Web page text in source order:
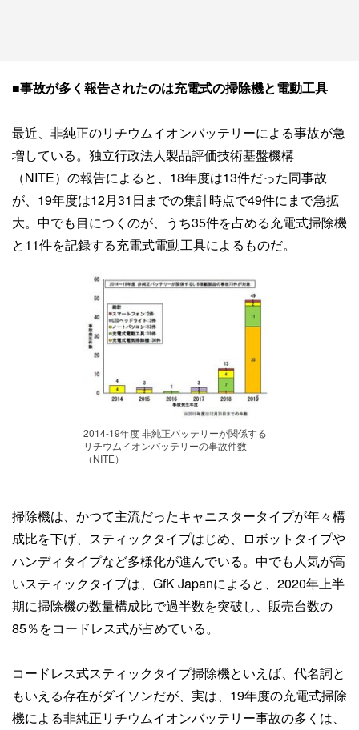
■事故が多く報告されたのは充電式の掃除機と電動工具
最近、非純正のリチウムイオンバッテリーによる事故が急
増している。独立行政法人製品評価技術基盤機構
（NITE）の報告によると、18年度は13件だった同事故
が、19年度は12月31日までの集計時点で49件にまで急拡
大。中でも目につくのが、うち35件を占める充電式掃除機
と11件を記録する充電式電動工具によるものだ。
2014-19年度 非純正バッテリーが関係する
リチウムイオンバッテリーの事故件数
（NITE）
掃除機は、かつて主流だったキャニスタータイプが年々構
成比を下げ、スティックタイプはじめ、ロボットタイプや
ハンディタイプなど多様化が進んでいる。中でも人気が高
いスティックタイプは、GfK Japanによると、2020年上半
期に掃除機の数量構成比で過半数を突破し、販売台数の
85％をコードレス式が占めている。
コードレス式スティックタイプ掃除機といえば、代名詞と
もいえる存在がダイソンだが、実は、19年度の充電式掃除
機による非純正リチウムイオンバッテリー事故の多くは、